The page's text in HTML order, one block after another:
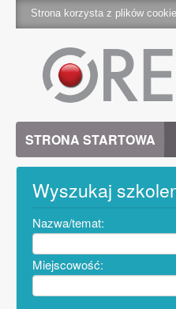
Strona korzysta z plików
STRONA STARTOWA
Wyszukaj
Nazwa/temat:
Miejscowość: